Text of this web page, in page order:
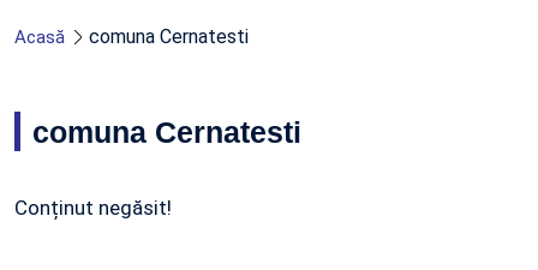
Acasă comuna Cernatesti
comuna Cernatesti
Conținut negăsit!